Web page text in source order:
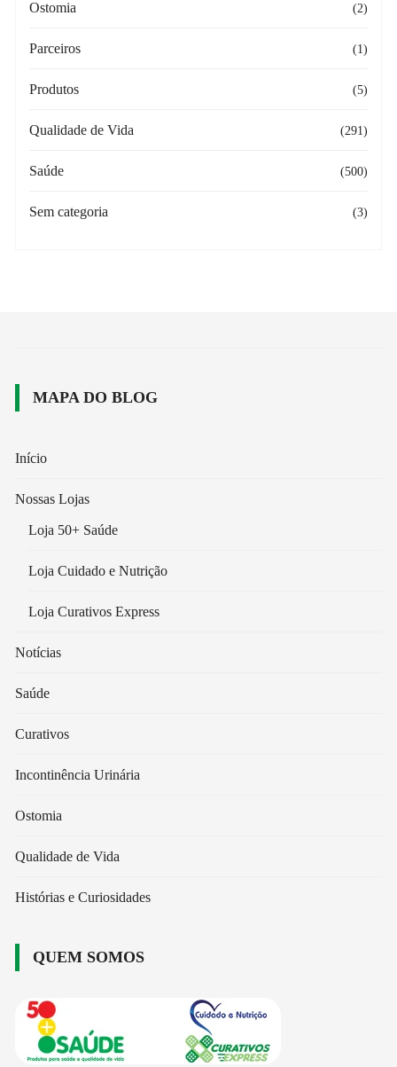
Ostomia (2)
Parceiros (1)
Produtos (5)
Qualidade de Vida (291)
Saúde (500)
Sem categoria (3)
MAPA DO BLOG
Início
Nossas Lojas
Loja 50+ Saúde
Loja Cuidado e Nutrição
Loja Curativos Express
Notícias
Saúde
Curativos
Incontinência Urinária
Ostomia
Qualidade de Vida
Histórias e Curiosidades
QUEM SOMOS